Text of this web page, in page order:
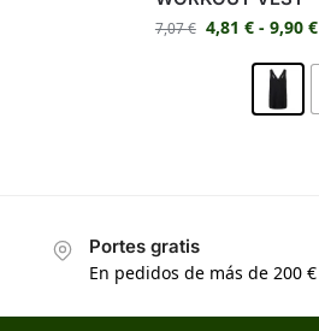
7,07€ 4,81 € - 9,90 €
Portes gratis
En pedidos de más de 200 €